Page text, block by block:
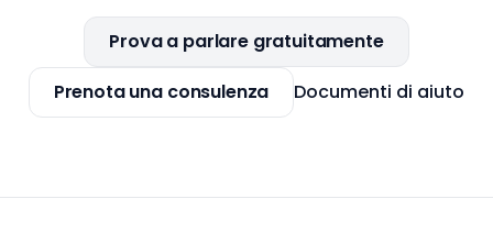
Prova a parlare gratuitamente
Prenota una consulenza
Documenti di aiuto